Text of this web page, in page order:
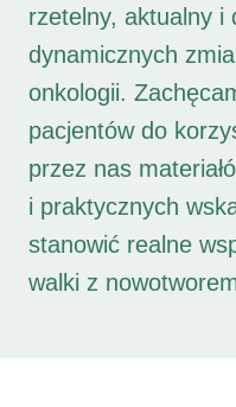
rzetelny, aktualny i
dynamicznych
onkologii.
pacjentów do
przez nas
i praktycznych
stanowić realne
walki z